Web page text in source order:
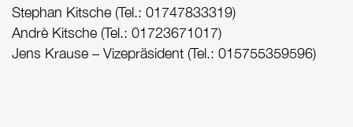
Stephan Kitsche (Tel.: 01747833319)
Andrè Kitsche (Tel.: 01723671017)
Jens Krause – Vizepräsident (Tel.: 015755359596)